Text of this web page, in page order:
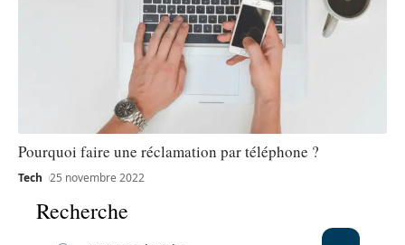
Pourquoi faire une réclamation par téléphone ?
Tech 25 novembre 2022
Recherche